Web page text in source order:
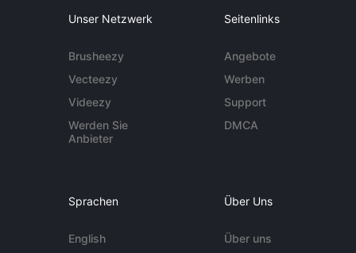
Unser Netzwerk
Brusheezy
Vecteezy
Videezy
Werden Sie
Anbieter
Seitenlinks
Angebote
Werben
Support
DMCA
Sprachen
English
Über Uns
Über uns